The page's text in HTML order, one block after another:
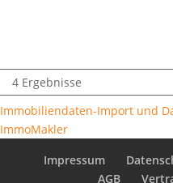
4 Ergebnisse
Immobiliendaten-Import und
ImmoMakler
Impressum
AGB